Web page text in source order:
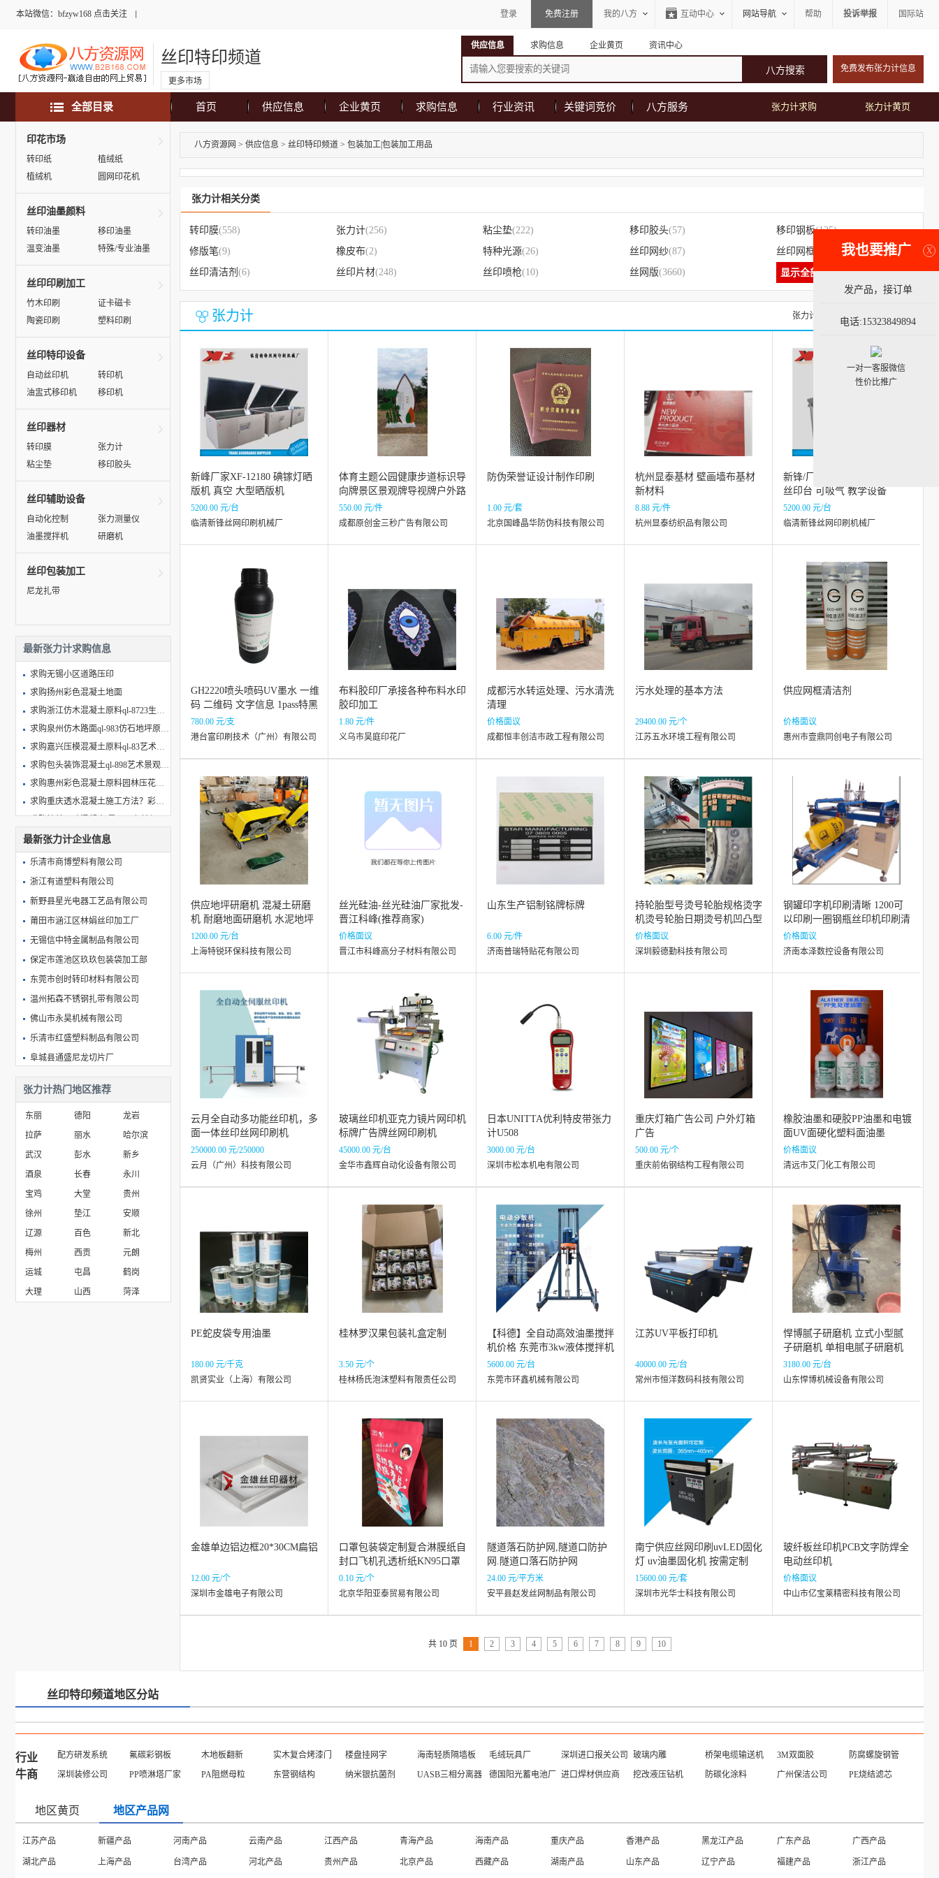
登录 免费注册 我的八方 互动中心 网站导航 帮助 投诉举报 国际站
本站微信：bfzyw168 点击关注
丝印特印频道
更多市场
免费发布张力计信息
供应信息 求购信息 企业黄页 资讯中心
全部目录 首页 供应信息 企业黄页 求购信息 行业资讯 关键词竞价 八方服务 张力计黄页
张力计求购
印花市场
转印纸
植绒纸
植绒机
圆网印花机
丝印油墨颜料
转印油墨
移印油墨
温变油墨
特殊/专业油墨
丝印印刷加工
竹木印刷
证卡磁卡
陶瓷印刷
塑料印刷
丝印特印设备
自动丝印机
转印机
油盅式移印机
移印机
丝印器材
转印膜
张力计
粘尘垫
移印胶头
丝印辅助设备
自动化控制
张力测量仪
油墨搅拌机
研磨机
丝印包装加工
尼龙扎带
最新张力计求购信息
求购无锡小区道路压印
求购扬州彩色混凝土地面
求购浙江仿木混凝土原料ql-8723生态亚膜地坪压花地坪厂家价格
求购泉州仿木路面ql-983仿石地坪原料厂家直销价格及施工
求购嘉兴压模混凝土原料ql-83艺术景观压花地坪杭州勤路厂家价格
求购包头装饰混凝土ql-898艺术景观压花压模地坪原料厂家价格
求购惠州彩色混凝土原料园林压花地坪 生态压印地坪材料厂家价格
求购重庆透水混凝土施工方法？彩色透水地坪材料有哪些？
最新张力计企业信息
乐清市商博塑料有限公司
浙江有道塑料有限公司
新野县星光电器工艺品有限公司
莆田市涵江区林娟丝印加工厂
无锡信中特金属制品有限公司
保定市莲池区玖玖包装袋加工部
东莞市创时转印材料有限公司
温州拓森不锈钢扎带有限公司
佛山市永昊机械有限公司
乐清市红盛塑料制品有限公司
阜城县通盛尼龙切片厂
东莞市赞合实业有限公司
乐清市达人电气有限公司
大连巨尔达科技发展有限公司
张力计热门地区推荐
东丽 德阳
龙岩
拉萨
丽水
哈尔滨
武汉
彭水
新乡
酒泉
长春
永川
宝鸡
大堂
贵州
徐州
垫江
安顺
辽源
百色
新北
梅州
西贡
元朗
运城
屯昌
鹤岗
大理
山西 菏泽
八方资源网 > 供应信息 > 丝印特印频道 > 包装加工|包装加工用品
张力计相关分类
转印膜(558) 张力计(256) 粘尘垫(222) 移印胶头(57) 移印钢板(125)
修版笔(9) 橡皮布(2) 特种光源(26) 丝印网纱(87) 丝印网框
丝印清洁剂 (6) 丝印片材(248) 丝印喷枪(10) 丝网版(3660) 显示全部
张力计 张力计求购信息 张力计黄页
新峰厂家XF-12180 碘镓灯晒
版机 真空 大型晒版机
5200.00 元/台
临清新锋丝网印刷机械厂
体育主题公园健康步道标识导
向牌景区景观牌导视牌户外路
标指示牌
550.00 元/件
成都原创金三秒广告有限公司
防伪荣誉证设计制作印刷
1.00 元/套
北京国峰晶华防伪科技有限公司
杭州显泰基材 壁画墙布基材
新材料
8.88 元/件
杭州显泰纺织品有限公司
新锋/厂家直销 木质版画手动
丝印台 可吸气 教学设备
5200.00 元/台
临清新锋丝网印刷机械厂
GH2220喷头喷码UV墨水 一维
码 二维码 文字信息 1pass特黑
UV墨水
780.00 元/支
港台富印刷技术（广州）有限公司
布料胶印厂承接各种布料水印
胶印加工
1.80 元/件
义乌市昊庭印花厂
成都污水转运处理、污水清洗
清理
价格面议
成都恒丰创洁市政工程有限公司
污水处理的基本方法
29400.00 元/个
江苏五水环境工程有限公司
供应网框清洁剂
价格面议
惠州市壹鼎同创电子有限公司
供应地坪研磨机 混凝土研磨
机 耐磨地面研磨机 水泥地坪
研磨机 环氧地面研磨机 地坪
无尘研磨机
1200.00 元/台
上海特锐环保科技有限公司
丝光硅油-丝光硅油厂家批发-
晋江科峰(推荐商家)
价格面议
晋江市科峰高分子材料有限公司
山东生产铝制铭牌标牌
6.00 元/件
济南普瑞特贴花有限公司
持轮胎型号烫号轮胎规格烫字
机烫号轮胎日期烫号机凹凸型
号烫号机
价格面议
深圳毅德勤科技有限公司
钢罐印字机印刷清晰 1200可
以印刷一圈钢瓶丝印机印刷清
晰
价格面议
济南本泽数控设备有限公司
云月全自动多功能丝印机，多
面一体丝印丝网印刷机
250000.00 元/250000
云月（广州）科技有限公司
玻璃丝印机亚克力镜片网印机
标牌广告牌丝网印刷机
45000.00 元/台
金华市鑫辉自动化设备有限公司
日本UNITTA优利特皮带张力
计U508
3000.00 元/台
深圳市松本机电有限公司
重庆灯箱广告公司 户外灯箱
广告
500.00 元/个
重庆前佑钢结构工程有限公司
橡胶油墨和硬胶PP油墨和电镀
面UV面硬化塑料面油墨
价格面议
清远市艾门化工有限公司
PE蛇皮袋专用油墨
180.00 元/千克
凯贤实业（上海）有限公司
桂林罗汉果包装礼盒定制
3.50 元/个
桂林杨氏泡沫塑料有限责任公司
【科德】全自动高效油墨搅拌
机价格 东莞市3kw液体搅拌机
现货上市
5600.00 元/台
东莞市环鑫机械有限公司
江苏UV平板打印机
40000.00 元/台
常州市恒洋数码科技有限公司
悍博腻子研磨机 立式小型腻
子研磨机 单相电腻子研磨机
3180.00 元/台
山东悍博机械设备有限公司
金雄单边铝边框20*30CM扁铝
12.00 元/个
深圳市金雄电子有限公司
口罩包装袋定制复合淋膜纸自
封口飞机孔透析纸KN95口罩
袋定制
0.10 元/个
北京华阳亚泰贸易有限公司
隧道落石防护网,隧道口防护
网.隧道口落石防护网
24.00 元/平方米
安平县赵发丝网制品有限公司
南宁供应丝网印刷uvLED固化
灯 uv油墨固化机 按需定制
15600.00 元/套
深圳市光华士科技有限公司
玻纤板丝印机PCB文字防焊全
电动丝印机
价格面议
中山市亿宝莱精密科技有限公司
共 10 页 1 2 3 4 5 6 7 8 9 10
丝印特印频道地区分站
行业
牛商
配方研发系统 氟碳彩钢板 木地板翻新 实木复合烤漆门 楼盘挂网字 海南轻质隔墙板 毛绒玩具厂 深圳进口报关公司 玻璃内雕 桥架电缆输送机 3M双面胶
防腐螺旋钢管
深圳装修公司
PP喷淋塔厂家 PA阻燃母粒 东营钢结构 纳米银抗菌剂 UASB三相分离器 德国阳光蓄电池厂 进口焊材供应商 挖改液压钻机 防碳化涂料 广州保洁公司 PE烧结滤芯
地区黄页 地区产品网
江苏产品 新疆产品 河南产品 云南产品 江西产品 青海产品 海南产品 重庆产品 香港产品 黑龙江产品 广东产品 广西产品
湖北产品 上海产品 台湾产品 河北产品 贵州产品 北京产品 西藏产品 湖南产品 山东产品 辽宁产品 福建产品 浙江产品
X
我也要推广
发产品，接订单
电话:15323849894
一对一客服微信
性价比推广